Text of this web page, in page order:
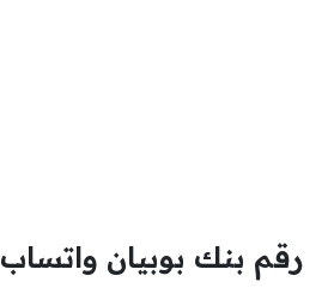
رقم بنك بوبيان واتساب